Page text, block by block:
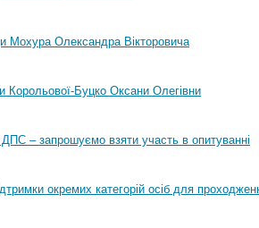
Мохура Олександра Вікторовича
Корольової-Буцко Оксани Олегівни
ДПС – запрошуємо взяти участь в опитуванні
окремих категорій осіб для